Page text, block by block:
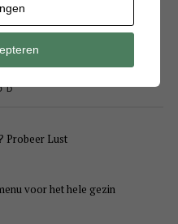
bij de voordeur te hangen
Probeer Lust
voor het hele gezin